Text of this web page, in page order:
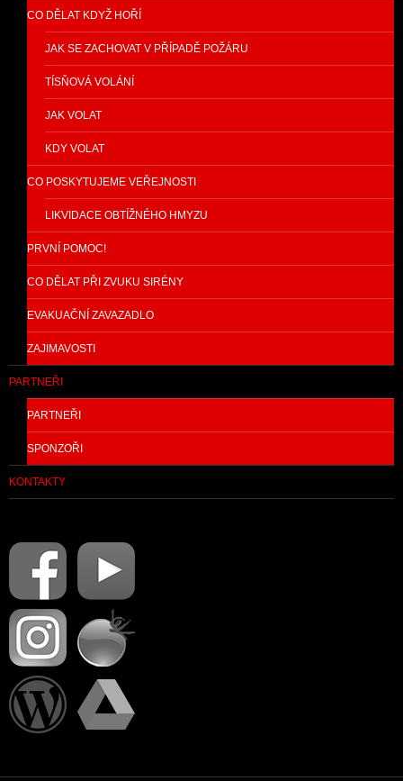
CO DĚLAT KDYŽ HOŘÍ
JAK SE ZACHOVAT V PŘÍPADĚ POŽÁRU
TÍSŇOVÁ VOLÁNÍ
JAK VOLAT
KDY VOLAT
CO POSKYTUJEME VEŘEJNOSTI
LIKVIDACE OBTÍŽNÉHO HMYZU
PRVNÍ POMOC!
CO DĚLAT PŘI ZVUKU SIRÉNY
EVAKUAČNÍ ZAVAZADLO
ZAJIMAVOSTI
PARTNEŘI
PARTNEŘI
SPONZOŘI
KONTAKTY